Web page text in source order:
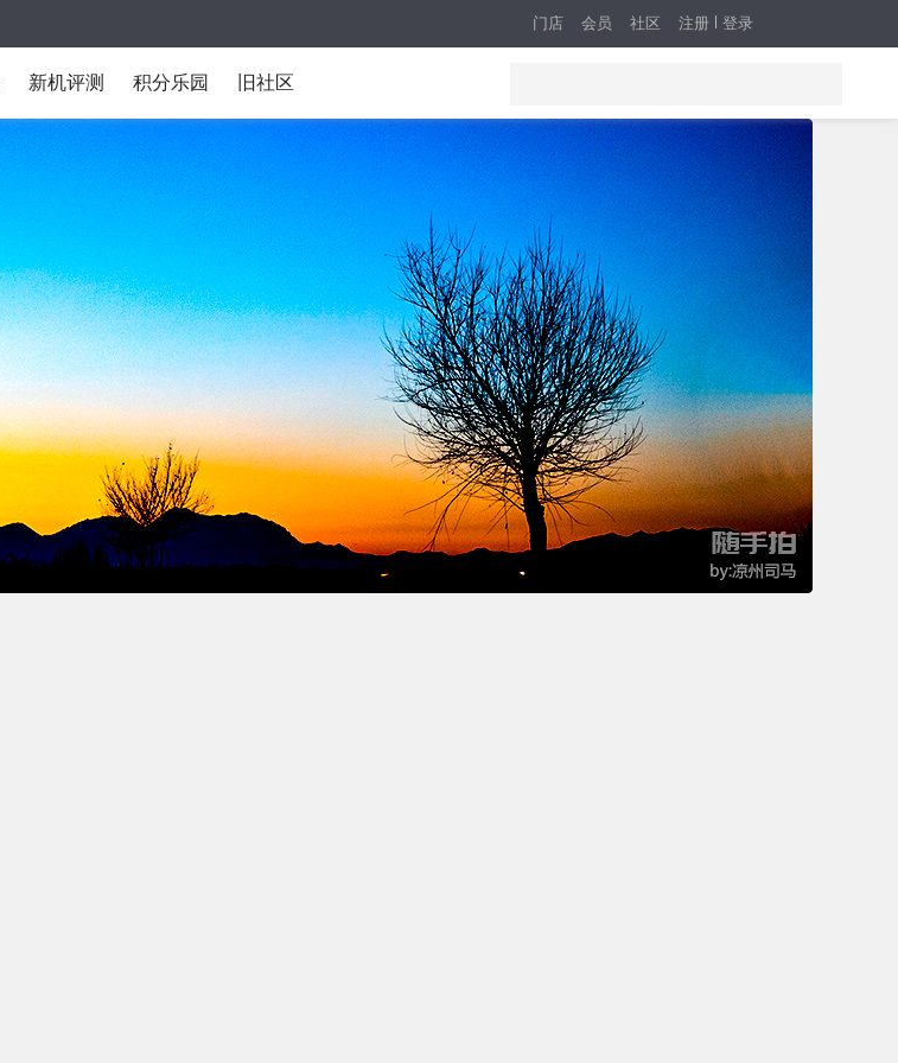
注册 登录
门店 会员 社区
新机评测 积分乐园 旧社区